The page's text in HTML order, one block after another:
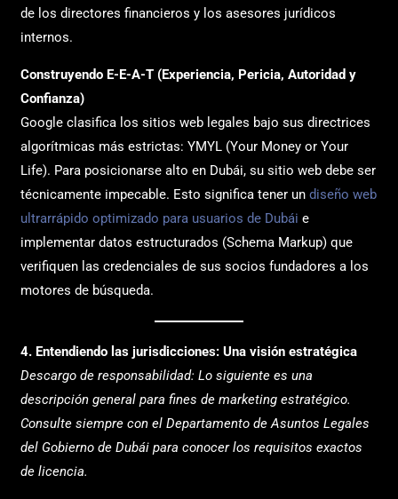
de los directores financieros y los asesores jurídicos
internos.
Construyendo E-E-A-T (Experiencia, Pericia, Autoridad y
Confianza)
Google clasifica los sitios web legales bajo sus directrices
algorítmicas más estrictas: YMYL (Your Money or Your
Life). Para posicionarse alto en Dubái, su sitio web debe ser
técnicamente impecable. Esto significa tener undiseño web
ultrarrápido optimizado para usuarios de Dubái e
implementar datos estructurados (Schema Markup) que
verifiquen las credenciales de sus socios fundadores a los
motores de búsqueda.
4. Entendiendo las jurisdicciones: Una visión estratégica
Descargo de responsabilidad: Lo siguiente es una
descripción general para fines de marketing estratégico.
Consulte siempre con el Departamento de Asuntos Legales
del Gobierno de Dubái para conocer los requisitos exactos
de licencia.